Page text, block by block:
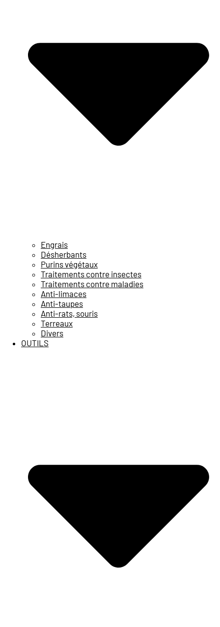
Engrais
Désherbants
Purins végétaux
Traitements contre insectes
Traitements contre maladies
Anti-limaces
Anti-taupes
Anti-rats, souris
Terreaux
Divers
OUTILS